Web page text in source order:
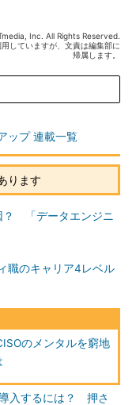
Inc. All Rights Reserved.
していますが、文責は編集部に
帰属します。
ップ 連載一覧
ります
？ 「データエンジニ
職のキャリア4レベル
のメンタルを窮地
入するには？ 押さ